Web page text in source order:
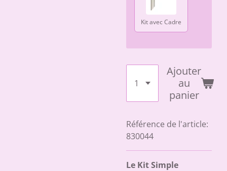
Kit avec Cadre
Ajouter
au
panier
Référence de l'article:
830044
Le Kit Simple